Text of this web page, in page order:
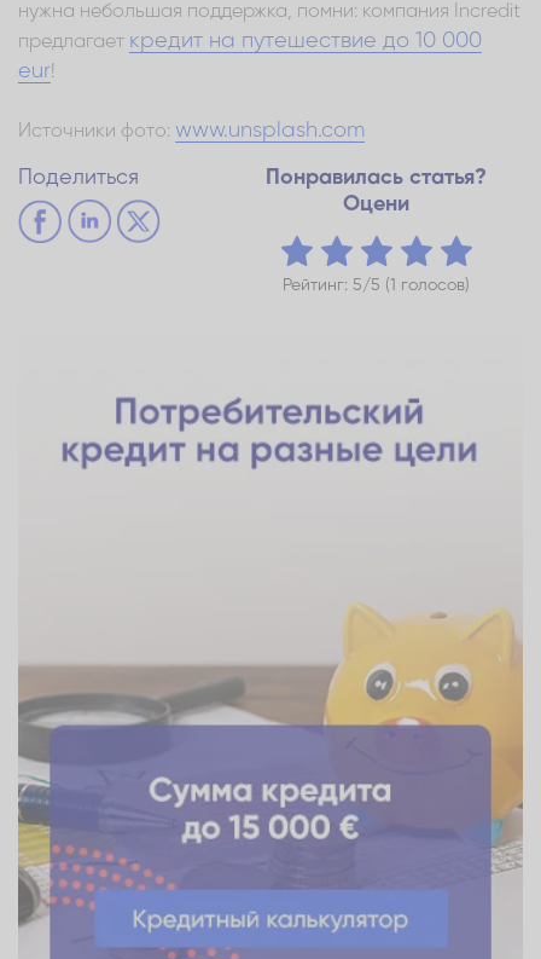
нужна небольшая поддержка, помни: компания Incredit
предлагает кредит на путешествие до 10 000
eur!
Источники фото: www.unsplash.com
Поделиться
Понравилась статья?
Оцени
Рейтинг: 5/5 (1 голосов)